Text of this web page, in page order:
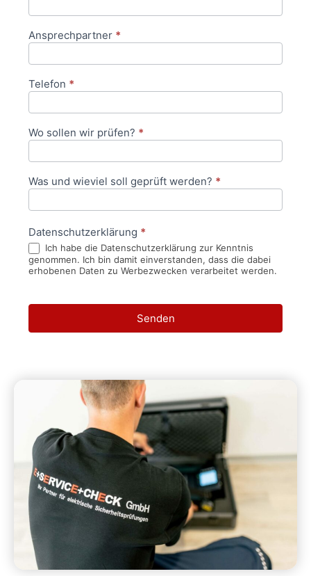
Ansprechpartner *
Telefon *
Wo sollen wir prüfen? *
Was und wieviel soll geprüft werden? *
Datenschutzerklärung *
Ich habe die Datenschutzerklärung zur Kenntnis
genommen. Ich bin damit einverstanden, dass die dabei
erhobenen Daten zu Werbezwecken verarbeitet werden.
Senden